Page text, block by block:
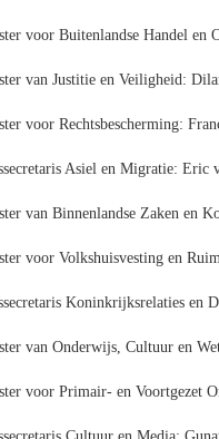
voor Buitenlandse Handel en
van Justitie en Veiligheid:
voor Rechtsbescherming:
Asiel en Migratie: Eric
van Binnenlandse Zaken en
voor Volkshuisvesting en
Koninkrijksrelaties en
van Onderwijs, Cultuur en
voor Primair- en Voortgezet
Cultuur en Media: